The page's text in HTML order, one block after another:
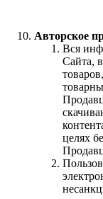
Авторское
Вся
Сайта,
целях